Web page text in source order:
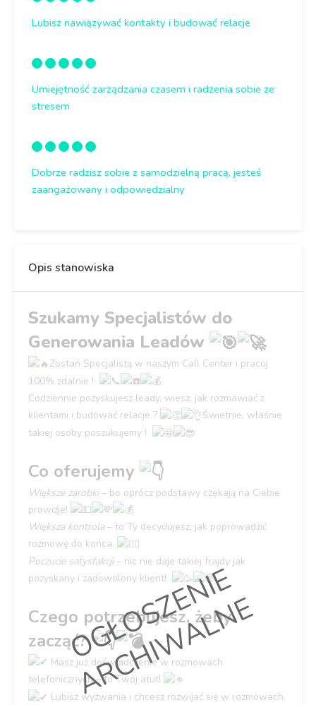
Lubisz nawiązywać kontakty i budować relacje
Umiejętność zarządzania czasem i radzenia sobie ze
stresem
Dobrze radzisz sobie z samodzielną pracą, jesteś
zaangażowany i odpowiedzialny
O
G
Ł
O
S
Z
E
N
I
E
A
R
C
H
I
W
A
L
N
E
Opis stanowiska
Szukamy Specjalistów do
Generowania Leadów
Zostań Specjalistą w naszym Call Center i pracuj
100% zdalnie !
Codziennie pozyskujesz leady, wiesz, jak rozmawiać z
klientami i budować relacje ?
Świetnie, właśnie
takiej osoby poszukujemy !
Co oferujemy
Większe zarobki– bo oprócz podstawy czekają na Ciebie
prowizje!
Większa kontrola– to Ty decydujesz, jak poprowadzić
rozmowę do końca.
Poczucie satysfakcji– nic nie daje takiej frajdy jak
pozyskany i zadowolony klient!
Czego potrzebujesz, żeby
zacząć?
Masz już doświadczenie w rozmowach
telefonicznych – to Twój atut!
Lubisz wyzwania i chcesz rozwijać się w rozmowach.